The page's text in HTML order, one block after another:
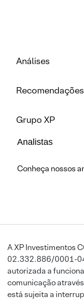
Análises
Recomendações
Grupo XP
Analistas
Conheça nossos
A XP Investimentos
02.332.886/0001-
autorizada a
comunicação
está sujeita a